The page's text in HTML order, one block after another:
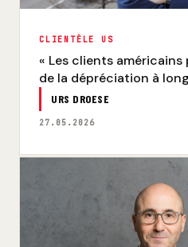
CLIENTÈLE US
« Les clients
de la dépréciation à
URS DROESE
27.05.2026